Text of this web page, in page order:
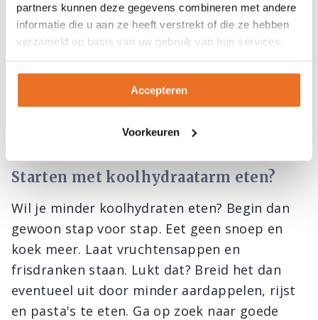
partners kunnen deze gegevens combineren met andere
informatie die u aan ze heeft verstrekt of die ze hebben
verzameld op basis van uw gebruik van hun services.
Accepteren
Voorkeuren
trek in suikerrijke producten afneemt.
Bijkomend voordeel van een meer constante
bloedsuikerspiegel is dat de bekende
afterdinner-dip uitblijft. En… ook het
cholesterolgehalte wordt lager evenals de
een keer zondigen. Dat is niet meteen slecht.
Starten met koolhydraatarm eten?
Wil je minder koolhydraten eten? Begin dan
gewoon stap voor stap. Eet geen snoep en
koek meer. Laat vruchtensappen en
frisdranken staan. Lukt dat? Breid het dan
eventueel uit door minder aardappelen, rijst
en pasta's te eten. Ga op zoek naar goede